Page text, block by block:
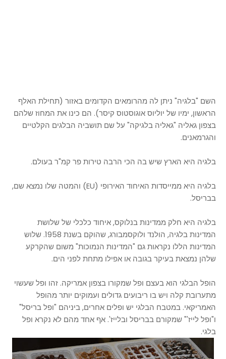
השם "בלגיה" ניתן לה מהרומאים הקדומים באזור (תחילת האלף
הראשון, ימיו של יוליוס אוגוסטוס קיסר). הם כינו את המחוז שלהם
בצפון גאליה "גאליה בלגיקה" על שם תושביה הבלגים הקלטיים
והגרמאנים.
בלגיה היא הארץ שיש בה הכי הרבה טירות פר קמ"ר בעולם.
בלגיה היא ממייסדות האיחוד האירופי (EU) והמטה שלו נמצא שם,
בבריסל.
בלגיה היא חלק ממדינות בנלוקס, איחוד כלכלי של שלושת
המדינות בלגיה, הולנד ולוקסמבורג, שהוקם בשנת 1958. שלוש
המדינות הללו נקראות גם "המדינות הנמוכות" משום שהקרקע
שלהן נמצאת בעיקר בגובה או אפילו מתחת לפני הים.
הופל הבלגי הוא בעצם ופל שמקורו בצפון אמריקה. זהו ופל שעשוי
מתערובת קלה ויש בו ריבועים גדולים ועמוקים יותר מהופל
האמריקאי. במטבח הבלגי יש ופלים אחרים, ביניהם "ופל בריסל"
ו"ופל לייז'" שמקורם בבריסל ובלייז'. אף אחד מהם לא נקרא ופל
בלגי.